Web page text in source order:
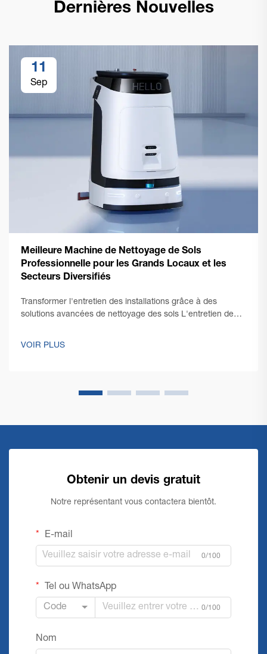
Dernières Nouvelles
11
Sep
Meilleure Machine de Nettoyage de Sols
Professionnelle pour les Grands Locaux et les
Secteurs Diversifiés
Transformer l'entretien des installations grâce à des
solutions avancées de nettoyage des sols L'entretien de
présente des défis uniques nécessitant des solutions
VOIR PLUS
Obtenir un devis gratuit
Notre représentant vous contactera bientôt.
E-mail
0/100
Tel ou WhatsApp
Code 0/100
Nom